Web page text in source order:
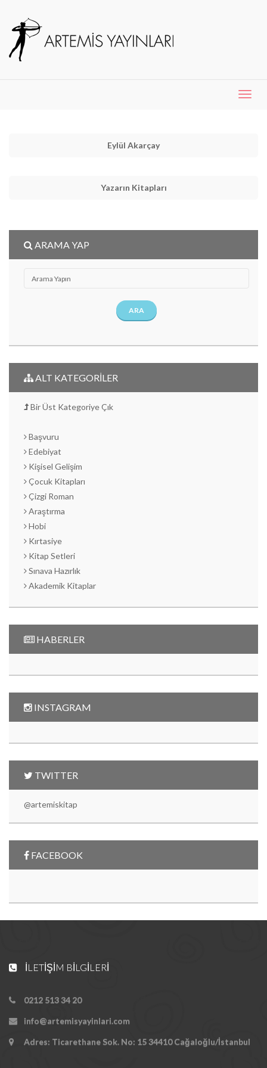
Eylül Akarçay
Yazarın Kitapları
ARAMA YAP
ARA
ALT KATEGORİLER
Bir Üst Kategoriye Çık
Başvuru
Edebiyat
Kişisel Gelişim
Çocuk Kitapları
Çizgi Roman
Araştırma
Hobi
Kırtasiye
Kitap Setleri
Sınava Hazırlık
Akademik Kitaplar
HABERLER
INSTAGRAM
TWITTER
@artemiskitap
FACEBOOK
İLETIŞIM BILGILERI
0212 513 34 20
info@artemisyayinlari.com
Adres: Ticarethane Sok. No: 15 34410 Cağaloğlu/İstanbul